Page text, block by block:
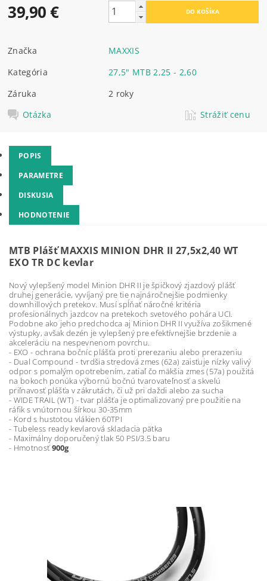
39,90 €
Značka
MAXXIS
Kategória
27,5" MTB 2,25 - 2,60
Záruka
2 roky
Otázka
Strážiť cenu
POPIS
PARAMETRE
DISKUSIA
HODNOTENIE
MTB Plášť MAXXIS MINION DHR II 27,5x2,40 WT
EXO TR DC kevlar
Nový vylepšený model Minion DHR II je špičkový zjazdový plášť
druhej generácie, vyvíjaný pre tie najnáročnejšie podmienky
downhillových pretekov. Musí spĺňať náročné kritéria
profesionálnych jazdcov na pretekoch svetového pohára UCI.
Podobne ako jeho predchodca aj Minion DHR II využíva zošikmené
výstupky, avšak dezén je vylepšený pre efektívnejšie brzdenie a
akceleráciu na nespevnenom povrchu.
- EXO - ochrana bočníc plášťa proti prerezaniu alebo prerazeniu
- Dual Compound - tvrdšia stredová zmes (62a) zaisťuje nízky valivý
odpor s pomalým opotrebením, zatiaľ čo mäkšia zmes (57a) použitá
na bokoch ponúka výbornú bočnú tvarovateľnosť a skvelú
priľnavosť plášťa v zákrutách, či už pri daždi alebo za sucha
- WIDE TRAIL (WT) - tvar plášťa je optimalizovaný pre použitie na
ráfik s vnútornou šírkou 30-35mm
- Kord s hustotou vlákien 60TPI
- Tubeless ready kevlarová skladacia pätka
- Maximálny doporučený tlak 50 PSI/3.5 baru
- Hmotnosť900g